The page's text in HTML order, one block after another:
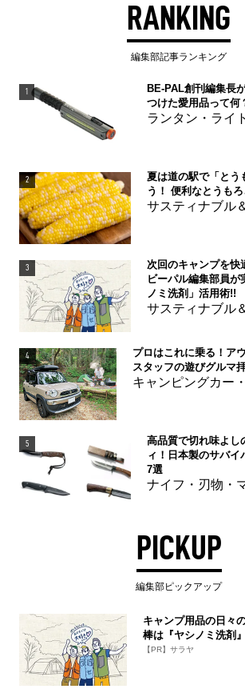
RANKING
編集部記事ランキング
1
BE-PAL創刊編集長
つけた愛用品って何
ランタン・ライ
2
夏は道の駅で「とう
う！ 便利なとうも
サスティナブル
3
次回のキャンプを快
ビーパル編集部員が
ノミ洗剤」活用術!!
サスティナブル
4
プロはこれに乗る！ア
スタッフの遊びグルマ
キャンピングカー
5
高品質で切れ味よし
ィ！日本製のサバイ
7選
ナイフ・刃物・
PICKUP
編集部ピックアップ
キャンプ用品の日々
棒は『ヤシノミ洗剤』
【PR】サラヤ